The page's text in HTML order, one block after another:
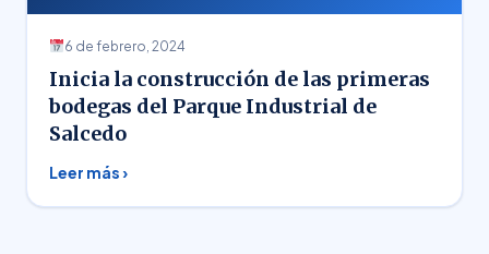
6 de febrero, 2024
Inicia la construcción de las primeras
bodegas del Parque Industrial de
Salcedo
Leer más ›